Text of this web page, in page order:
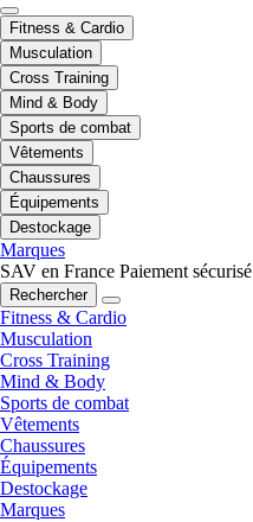
Fitness & Cardio
Musculation
Cross Training
Mind & Body
Sports de combat
Vêtements
Chaussures
Équipements
Destockage
Marques
SAV en France Paiement sécurisé
Rechercher
Fitness & Cardio
Musculation
Cross Training
Mind & Body
Sports de combat
Vêtements
Chaussures
Équipements
Destockage
Marques